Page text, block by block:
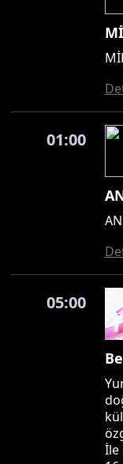
01:00
05:00
İle